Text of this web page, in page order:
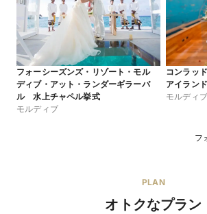
フォーシーズンズ・リゾート・モル
ディブ・アット・ランダーギラーバ
ル 水上チャペル挙式
モルディブ
コンラッ
アイラン
モルディブ
フ
PLAN
オトクなプラン